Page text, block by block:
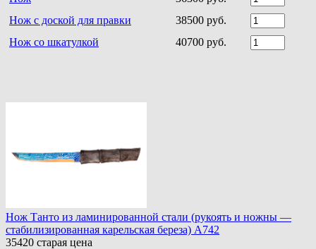
Нож с доской для правки
38500 руб.
Нож со шкатулкой
40700 руб.
Нож Танто из ламинированной стали (рукоять и ножны —
стабилизированная карельская береза) A742
35420 старая цена